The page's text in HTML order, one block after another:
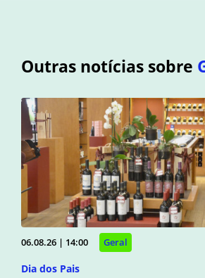
Outras notícias sobre
06.08.26 | 14:00 Geral
Dia dos Pais